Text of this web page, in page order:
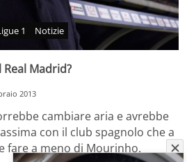
1 Notizie
Madrid?
2013
cambiare aria e avrebbe
con il club spagnolo che a
fare a meno di Mourinho.